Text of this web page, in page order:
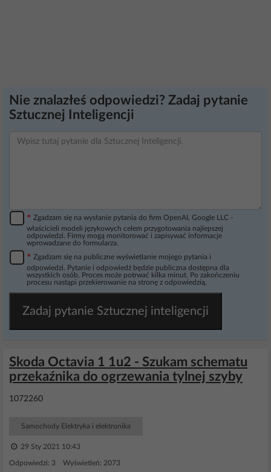
Nie znalazłeś odpowiedzi? Zadaj pytanie
Sztucznej Inteligencji
* Zgadzam się na wysłanie pytania do firm OpenAI, Google LLC -
właścicieli modeli językowych celem przygotowania najlepszej
odpowiedzi. Firmy mogą monitorować i zapisywać informacje
wprowadzane do formularza.
* Zgadzam się na publiczne wyświetlanie mojego pytania i
odpowiedzi. Pytanie i odpowiedź będzie publiczna dostępna dla
wszystkich osób. Proces może potrwać kilka minut. Po zakończeniu
procesu nastąpi przekierowanie na stronę z odpowiedzią.
Zadaj pytanie Sztucznej inteligencji
Skoda Octavia 1 1u2 - Szukam schematu
przekaźnika do ogrzewania tylnej szyby
1072260
Samochody Elektryka i elektronika
29 Sty 2021 10:43
Odpowiedzi: 3 Wyświetleń: 2073